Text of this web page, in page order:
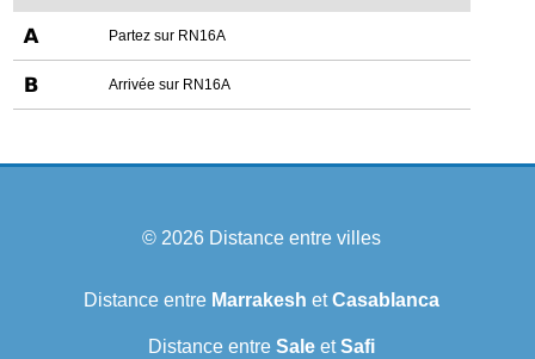
Partez sur RN16A
Arrivée sur RN16A
© 2026 Distance entre villes
Distance entre Marrakesh etCasablanca
Distance entre Sale etSafi